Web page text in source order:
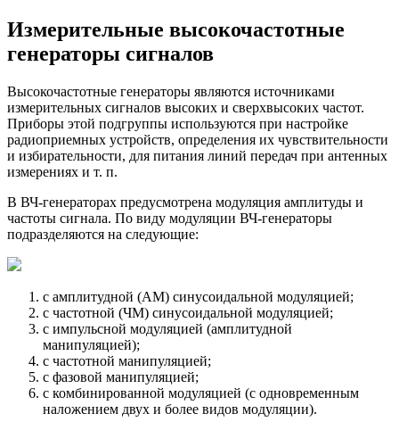
Измерительные высокочастотные
генераторы сигналов
Высокочастотные генераторы являются источниками
измерительных сигналов высоких и сверхвысоких частот.
Приборы этой подгруппы используются при настройке
радиоприемных устройств, определения их чувствительности
и избирательности, для питания линий передач при антенных
измерениях и т. п.
В ВЧ-генераторах предусмотрена модуляция амплитуды и
частоты сигнала. По виду модуляции ВЧ-генераторы
подразделяются на следующие:
с амплитудной (AM) синусоидальной модуляцией;
с частотной (ЧМ) синусоидальной модуляцией;
с импульсной модуляцией (амплитудной
манипуляцией);
с частотной манипуляцией;
с фазовой манипуляцией;
с комбинированной модуляцией (с одновременным
наложением двух и более видов модуляции).